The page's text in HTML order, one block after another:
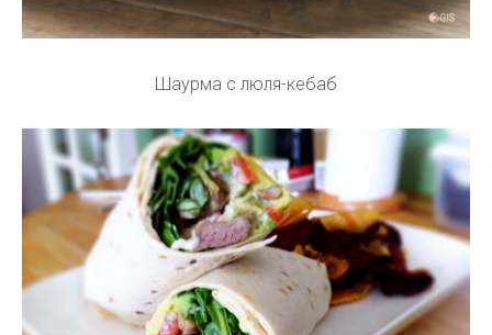
Шаурма с люля-кебаб